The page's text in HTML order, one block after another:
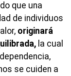
que una
de individuos
originará
la cual
se cuiden a